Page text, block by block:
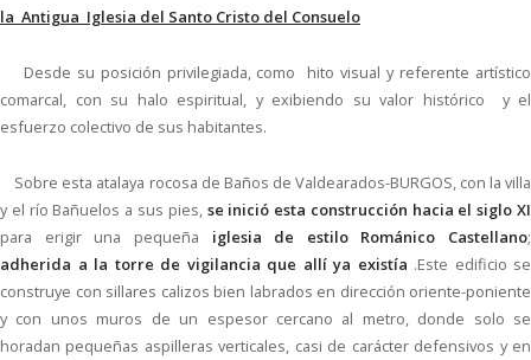
la Antigua Iglesia del Santo Cristo del Consuelo
Desde su posición privilegiada, como hito visual y referente artístico
comarcal, con su halo espiritual, y exibiendo su valor histórico y el
esfuerzo colectivo de sus habitantes.
Sobre esta atalaya rocosa de Baños de Valdearados-BURGOS, con la villa
y el río Bañuelos a sus pies, se inició esta construcción hacia el siglo XI
para erigir una pequeña iglesia de estilo Románico Castellano;
adherida a la torre de vigilancia que allí ya existía .Este edificio se
construye con sillares calizos bien labrados en dirección oriente-poniente
y con unos muros de un espesor cercano al metro, donde solo se
horadan pequeñas aspilleras verticales, casi de carácter defensivos y en